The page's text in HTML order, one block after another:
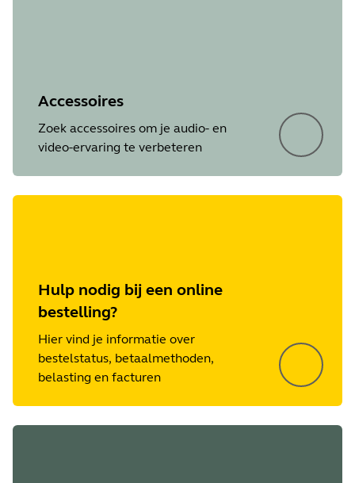
Accessoires
Zoek accessoires om je audio- en
video-ervaring te verbeteren
Hulp nodig bij een online
bestelling?
Hier vind je informatie over
bestelstatus, betaalmethoden,
belasting en facturen